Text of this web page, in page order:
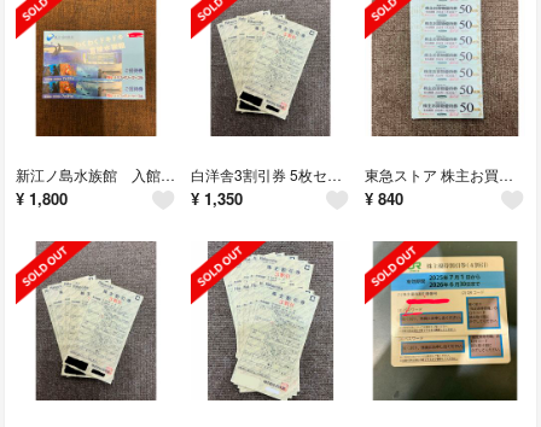
新江ノ島水族館 入館券 2枚セット ゆうパケットポストmini無料
¥ 1,800
白洋舎3割引券 5枚セット ゆうパケットポストmini無料
¥ 1,350
東急ストア 株主お買い物優待券 50円引き券 56枚 普通郵便無料
¥ 840